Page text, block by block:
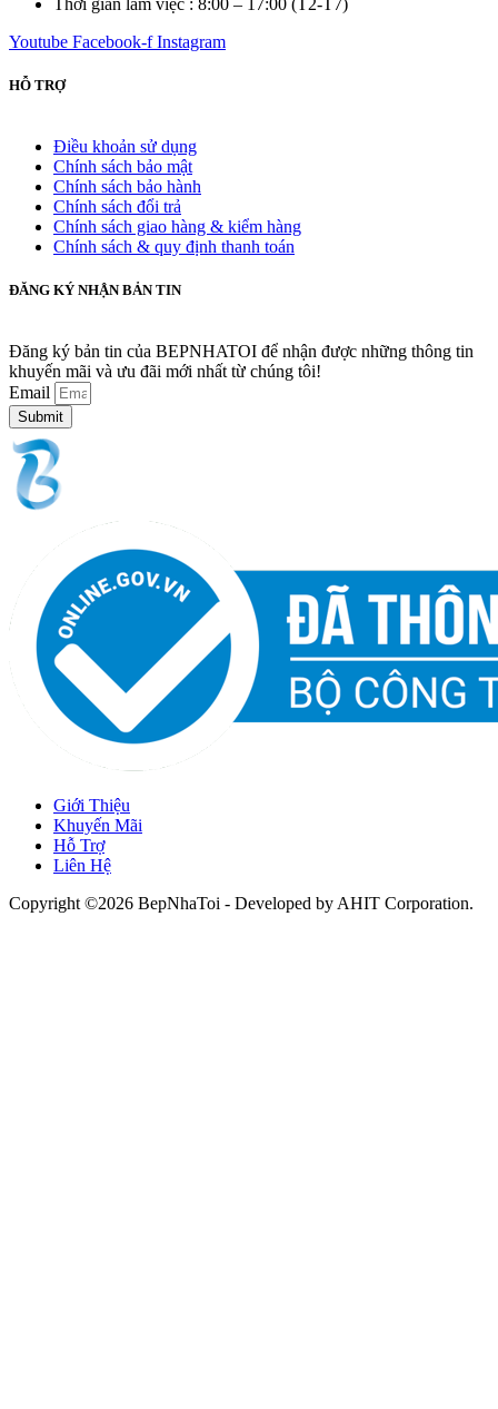
Youtube Facebook-f Instagram
HỖ TRỢ
Điều khoản sử dụng
Chính sách bảo mật
Chính sách bảo hành
Chính sách đổi trả
Chính sách giao hàng & kiểm hàng
Chính sách & quy định thanh toán
ĐĂNG KÝ NHẬN BẢN TIN
Đăng ký bản tin của BEPNHATOI để nhận được những thông tin
khuyến mãi và ưu đãi mới nhất từ chúng tôi!
Email
Submit
Giới Thiệu
Khuyến Mãi
Hỗ Trợ
Liên Hệ
Copyright ©2026 BepNhaToi - Developed by AHIT Corporation.